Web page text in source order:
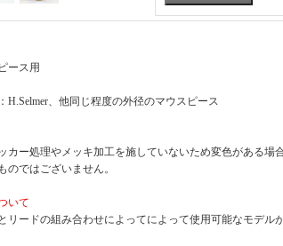
ース用
H.Selmer、他同じ程度の外径のマウスピース
カー処理やメッキ加工を施していないため変色がある場
のではございません。
いて
リードの組み合わせによってによって使用可能なモデル